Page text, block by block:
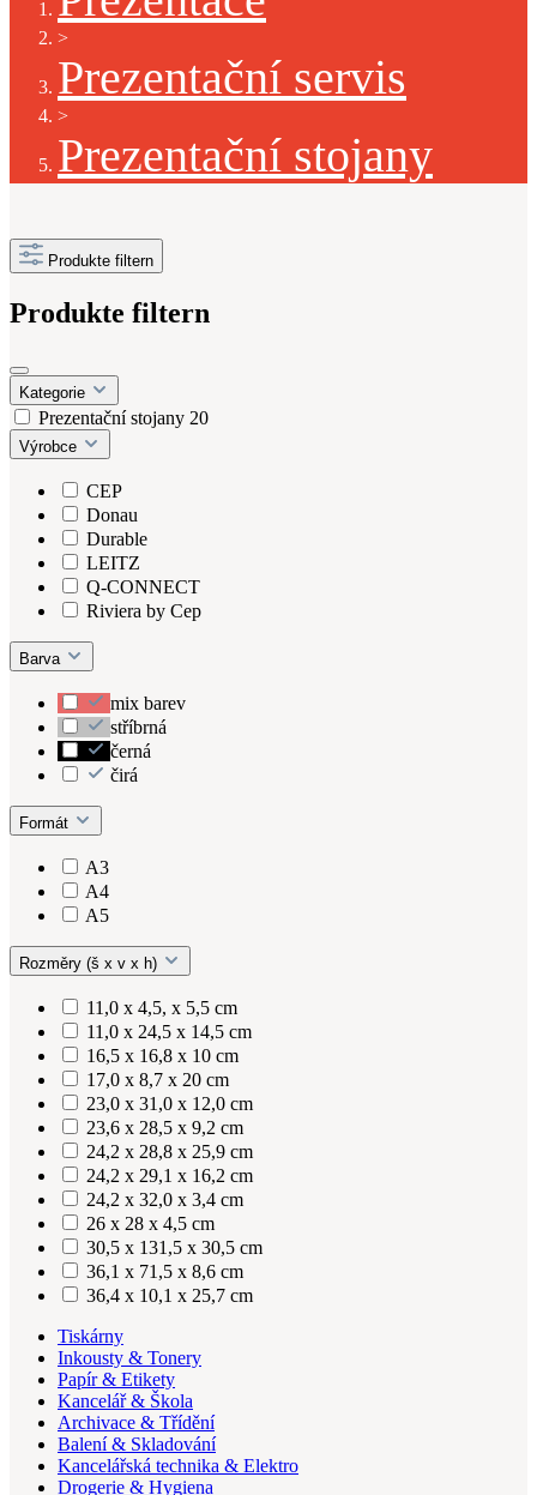
>
Prezentační servis
>
Prezentační stojany
Produkte filtern
Produkte filtern
Kategorie
Prezentační stojany 20
Výrobce
CEP
Donau
Durable
LEITZ
Q-CONNECT
Riviera by Cep
Barva
mix barev
stříbrná
černá
čirá
Formát
A3
A4
A5
Rozměry (š x v x h)
11,0 x 4,5, x 5,5 cm
11,0 x 24,5 x 14,5 cm
16,5 x 16,8 x 10 cm
17,0 x 8,7 x 20 cm
23,0 x 31,0 x 12,0 cm
23,6 x 28,5 x 9,2 cm
24,2 x 28,8 x 25,9 cm
24,2 x 29,1 x 16,2 cm
24,2 x 32,0 x 3,4 cm
26 x 28 x 4,5 cm
30,5 x 131,5 x 30,5 cm
36,1 x 71,5 x 8,6 cm
36,4 x 10,1 x 25,7 cm
Tiskárny
Inkousty & Tonery
Papír & Etikety
Kancelář & Škola
Archivace & Třídění
Balení & Skladování
Kancelářská technika & Elektro
Drogerie & Hygiena